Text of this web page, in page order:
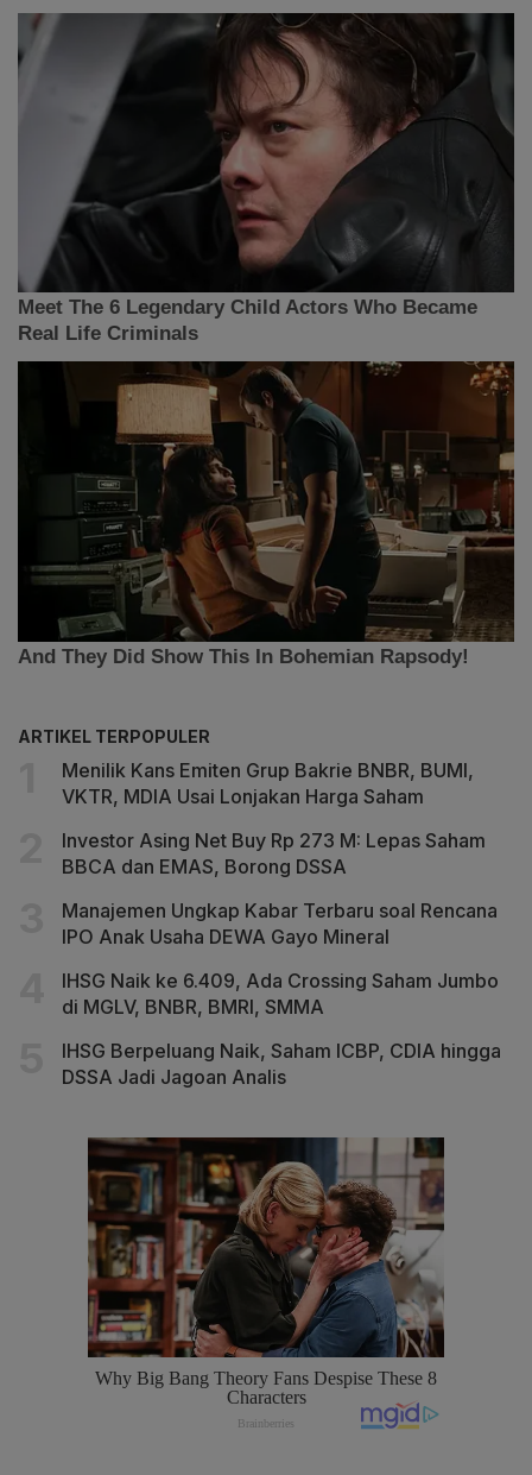
ARTIKEL TERPOPULER
Menilik Kans Emiten Grup Bakrie BNBR, BUMI,
VKTR, MDIA Usai Lonjakan Harga Saham
Investor Asing Net Buy Rp 273 M: Lepas Saham
BBCA dan EMAS, Borong DSSA
Manajemen Ungkap Kabar Terbaru soal Rencana
IPO Anak Usaha DEWA Gayo Mineral
IHSG Naik ke 6.409, Ada Crossing Saham Jumbo
di MGLV, BNBR, BMRI, SMMA
IHSG Berpeluang Naik, Saham ICBP, CDIA hingga
DSSA Jadi Jagoan Analis